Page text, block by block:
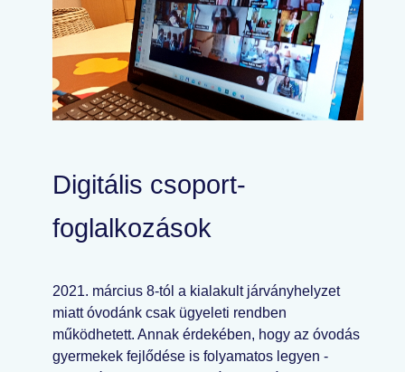
Digitális csoport-
foglalkozások
2021. március 8-tól a kialakult járványhelyzet
miatt óvodánk csak ügyeleti rendben
működhetett. Annak érdekében, hogy az óvodás
gyermekek fejlődése is folyamatos legyen -